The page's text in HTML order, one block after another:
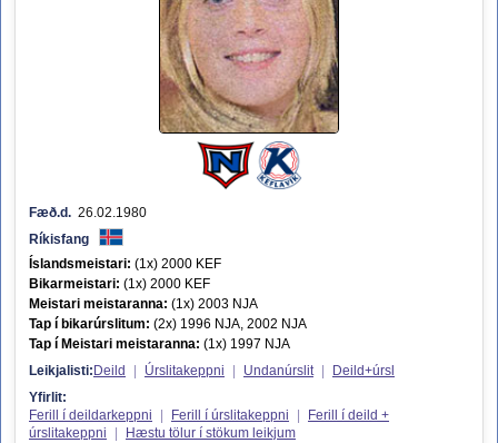
Fæð.d. 26.02.1980
Ríkisfang
Íslandsmeistari: (1x) 2000 KEF
Bikarmeistari: (1x) 2000 KEF
Meistari meistaranna: (1x) 2003 NJA
Tap í bikarúrslitum: (2x) 1996 NJA, 2002 NJA
Tap í Meistari meistaranna: (1x) 1997 NJA
Leikjalisti: Deild Úrslitakeppni Undanúrslit
Deild+úrsl
Yfirlit:
Ferill í deildarkeppni
Ferill í úrslitakeppni
Ferill í deild +
úrslitakeppni
Hæstu tölur í stökum leikjum